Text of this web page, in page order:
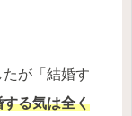
が「結婚す
する気は全く